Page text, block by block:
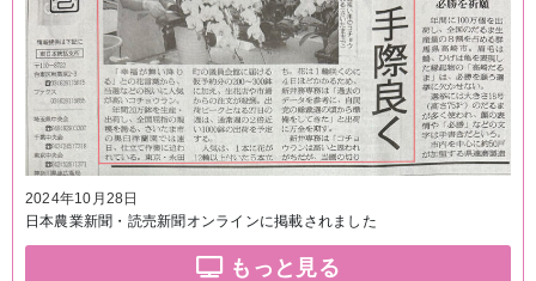
2024年10月28日
日本農業新聞・読売新聞オンラインに掲載されました
もっと見る